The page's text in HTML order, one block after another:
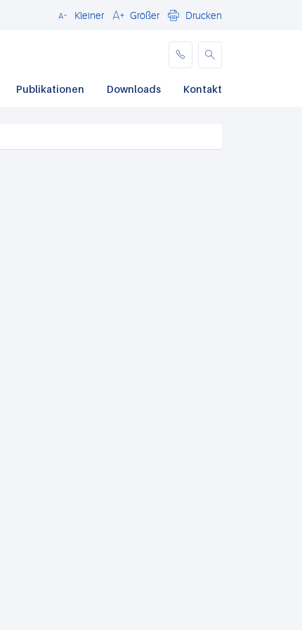
Schließen
Kleiner Größer Drucken
Publikationen Downloads Kontakt